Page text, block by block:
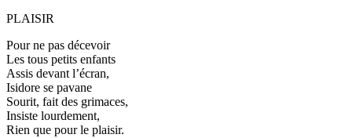
PLAISIR
Pour ne pas décevoir
Les tous petits enfants
Assis devant l’écran,
Isidore se pavane
Sourit, fait des grimaces,
Insiste lourdement,
Rien que pour le plaisir.